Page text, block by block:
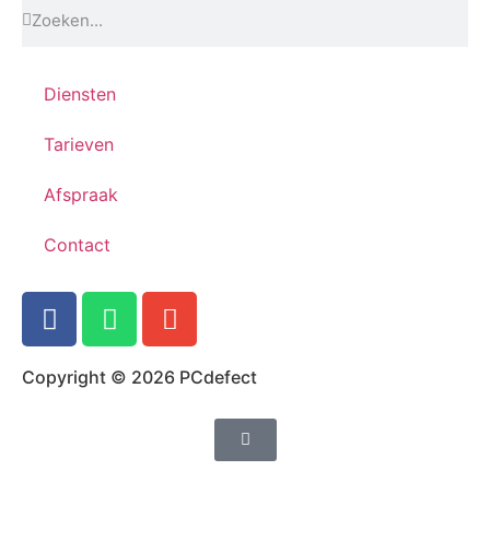
Diensten
Tarieven
Afspraak
Contact
Copyright © 2026 PCdefect